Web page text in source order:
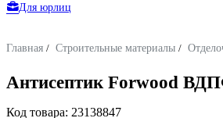
Для юрлиц
Главная / Строительные материалы /
Антисептик Forwood
Код товара: 23138847